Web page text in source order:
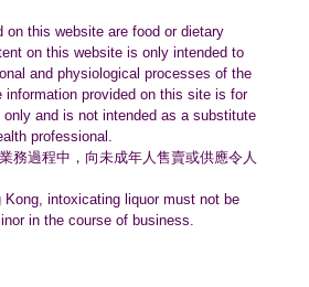
on this website are food or dietary
on this website is only intended to
and physiological processes of the
information provided on this site is for
and is not intended as a substitute
professional.
務過程中， 向未成年人售賣或供應令人
Kong, intoxicating liquor must not be
in the course of business.